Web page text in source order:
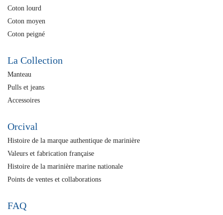
Coton lourd
Coton moyen
Coton peigné
La Collection
Manteau
Pulls et jeans
Accessoires
Orcival
Histoire de la marque authentique de marinière
Valeurs et fabrication française
Histoire de la marinière marine nationale
Points de ventes et collaborations
FAQ